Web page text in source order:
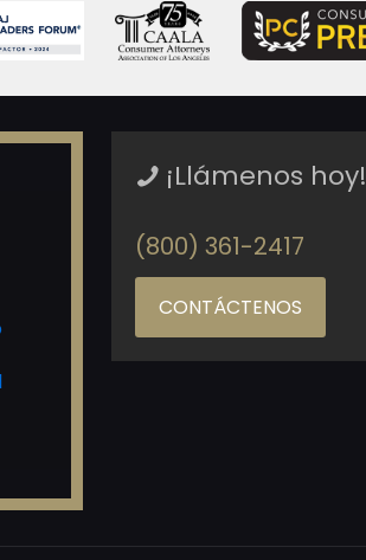
¡Llámenos hoy!
(800) 361-2417
CONTÁCTENOS